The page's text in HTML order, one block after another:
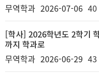
무역학과 2026-07-06 40
[학사] 2026학년도 2학기
까지 학과로
무역학과 2026-06-29 43